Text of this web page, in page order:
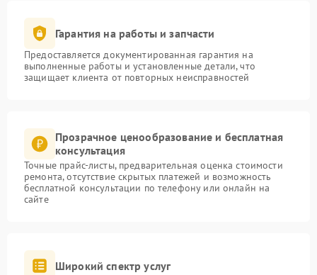
Гарантия на работы и запчасти
Предоставляется документированная гарантия на
выполненные работы и установленные детали, что
защищает клиента от повторных неисправностей
Прозрачное ценообразование и бесплатная
консультация
Точные прайс-листы, предварительная оценка стоимости
ремонта, отсутствие скрытых платежей и возможность
бесплатной консультации по телефону или онлайн на
сайте
Широкий спектр услуг